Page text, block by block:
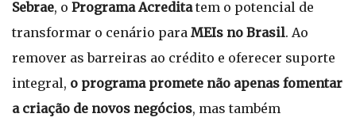
Sebrae, o Programa Acreditatem o potencial de
transformar o cenário para MEIs no Brasil. Ao
remover as barreiras ao crédito e oferecer suporte
integral, o programa promete não apenas fomentar
a criação de novos negócios, mas também